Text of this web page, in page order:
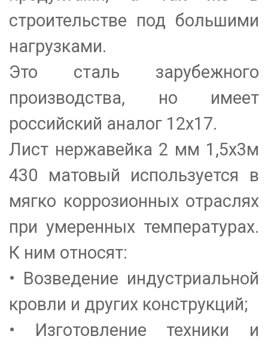
строительстве под большими
нагрузками.
Это сталь зарубежного
производства, но имеет
российский аналог 12х17.
Лист нержавейка 2 мм 1,5х3м
430 матовый используется в
мягко коррозионных отраслях
при умеренных температурах.
К ним относят:
• Возведение индустриальной
кровли и других конструкций;
• Изготовление техники и